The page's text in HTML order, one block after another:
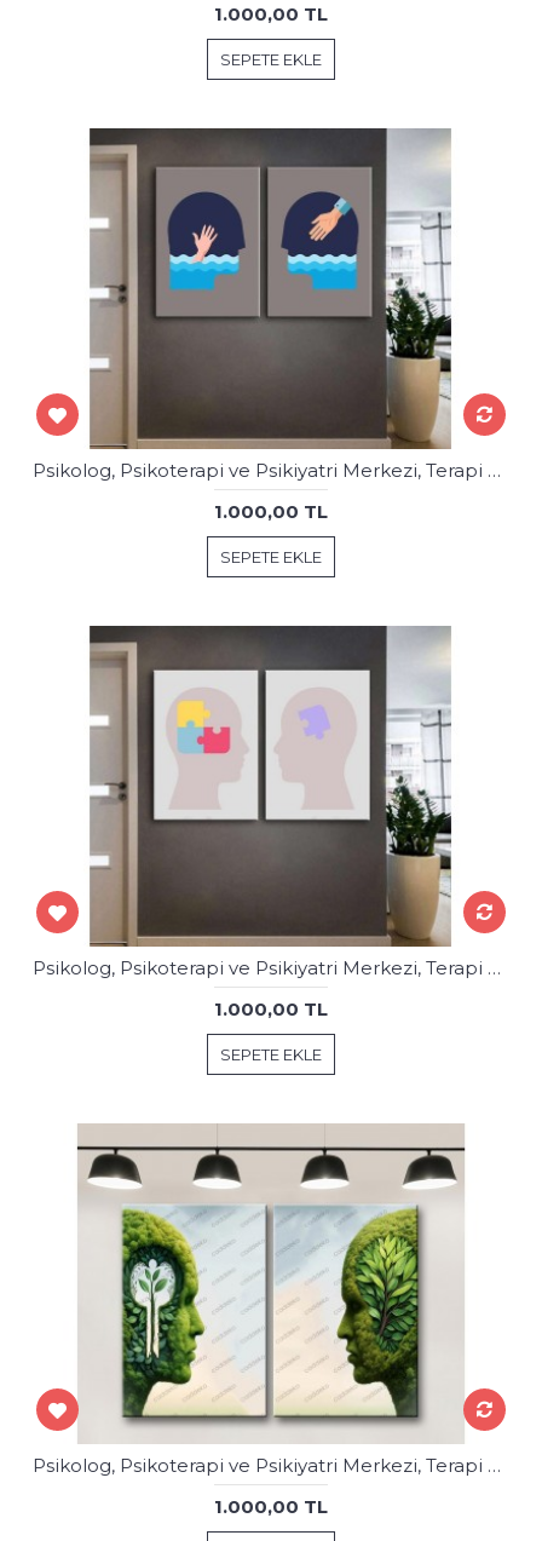
1.000,00 TL
SEPETE EKLE
Psikolog, Psikoterapi ve Psikiyatri Merkezi, Terapi Odası Tabloları 2 Parça psk74-75
1.000,00 TL
SEPETE EKLE
Psikolog, Psikoterapi ve Psikiyatri Merkezi, Terapi Odası Tabloları 2 Parça psk76-77
1.000,00 TL
SEPETE EKLE
Psikolog, Psikoterapi ve Psikiyatri Merkezi, Terapi Odası Tabloları 2 ParçaHasta ve Psikolog psk78-79
1.000,00 TL